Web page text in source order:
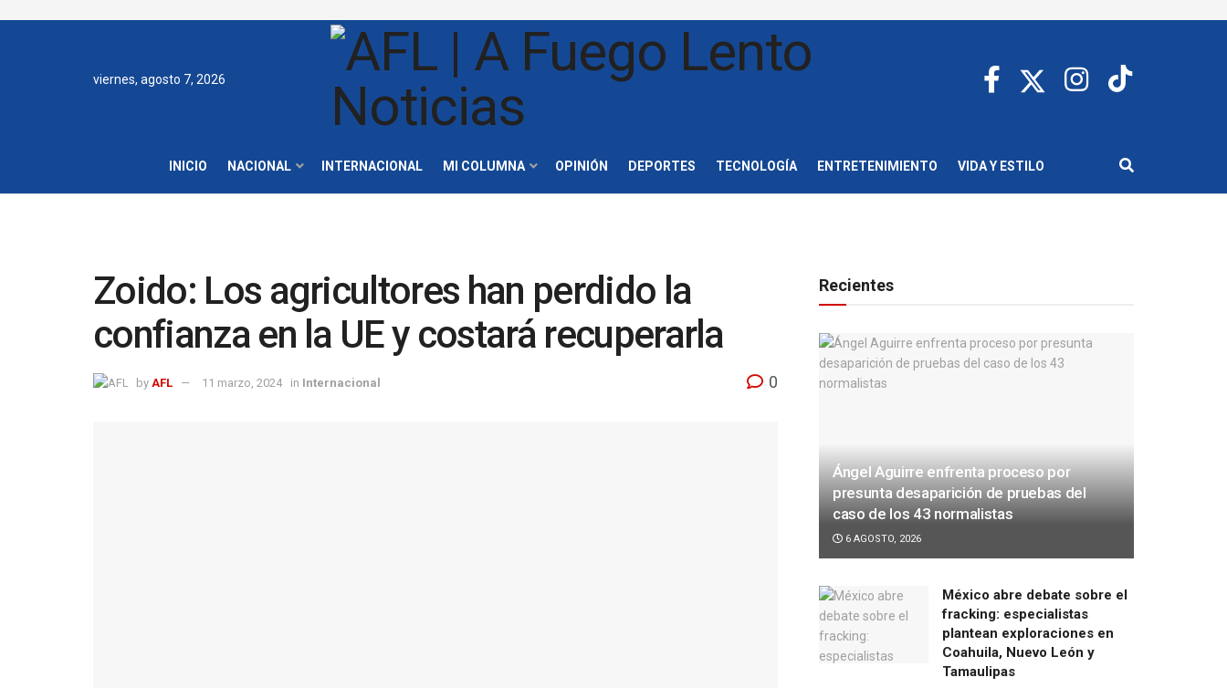
viernes, agosto 7, 2026
INICIO NACIONAL INTERNACIONAL MI COLUMNA OPINIÓN DEPORTES TECNOLOGÍA ENTRETENIMIENTO VIDA Y ESTILO
Zoido: Los agricultores han perdido la
confianza en la UE y costará recuperarla
by AFL 11 marzo, 2024 in Internacional 0
Recientes
Ángel Aguirre enfrenta proceso por
presunta desaparición de pruebas del
caso de los 43 normalistas
6 AGOSTO, 2026
México abre debate sobre el
fracking: especialistas
plantean exploraciones en
Coahuila, Nuevo León y
Tamaulipas